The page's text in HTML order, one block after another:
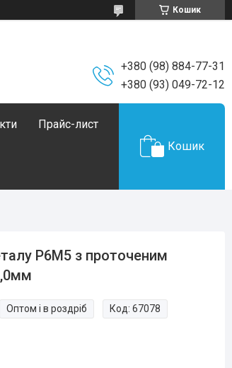
Кошик
+380 (98) 884-77-31
+380 (93) 049-72-12
Прайс-лист
Кошик
Р6М5 з проточеним
Оптом і в роздріб Код:67078